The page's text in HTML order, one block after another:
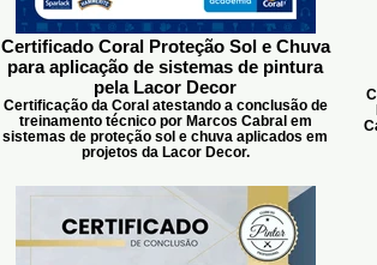
Certificado Coral Proteção Sol e Chuva
para aplicação de sistemas de pintura
pela Lacor Decor
Certificação da Coral atestando a conclusão de
treinamento técnico por Marcos Cabral em
sistemas de proteção sol e chuva aplicados em
projetos da Lacor Decor.